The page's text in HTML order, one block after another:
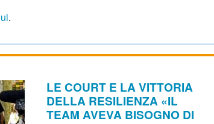
.
LE COURT E LA VITTORIA
DELLA RESILIENZA «IL
TEAM AVEVA BISOGNO DI